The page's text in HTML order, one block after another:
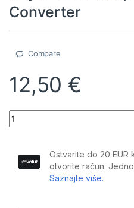
Converter
Compare
12,50 €
Boya - 35C-XLR, Mini-Jack to